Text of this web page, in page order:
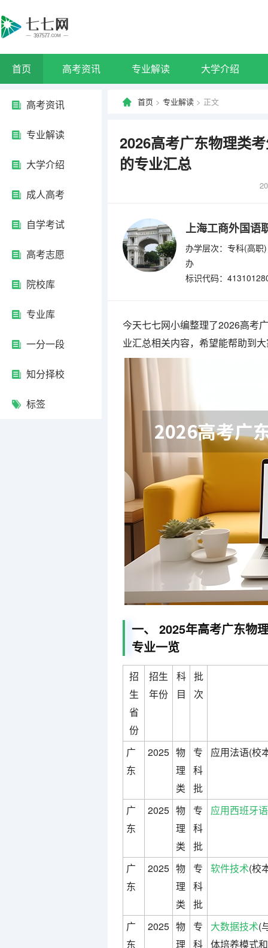
首页 高考资讯 专业解读 大学介绍
高考资讯
专业解读
大学介绍
成人高考
自学考试
高考志愿
院校库
专业库
一分一段
知分择校
标签
首页 > 专业解读 > 正文
2026高考广东物理类
的专业汇总
上海工商外国语
办学层次：专科(高职)
办
标识代码：
今天七七网小编整理了2026高考
业汇总相关内容，希望能帮助到
一、 2025年高考广东物
专业一览
招
生
省
份
招生
年份
科
目
批
次
广
东
2025 物
理
类
专
科
批
应用法语(校
广
东
2025 物
理
类
专
科
批
应用西班牙语
广
东
2025 物
理
类
专
科
批
软件技术(校
广
东
2025 物
理
专
科
大数据技术(
体培养模式